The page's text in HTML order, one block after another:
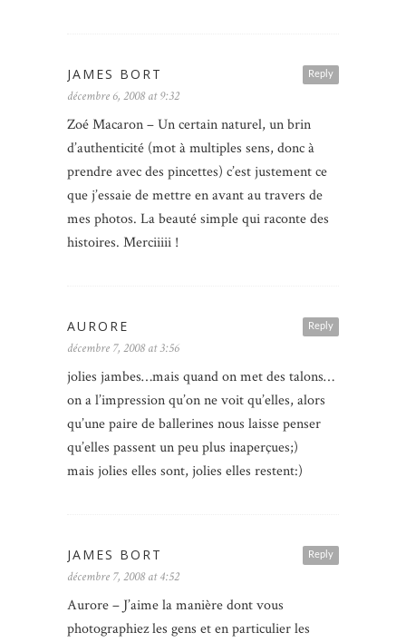
Reply
JAMES BORT
décembre 6, 2008 at 9:32
Zoé Macaron – Un certain naturel, un brin
d’authenticité (mot à multiples sens, donc à
prendre avec des pincettes) c’est justement ce
que j’essaie de mettre en avant au travers de
mes photos. La beauté simple qui raconte des
histoires. Merciiiii !
Reply
AURORE
décembre 7, 2008 at 3:56
jolies jambes…mais quand on met des talons…
on a l’impression qu’on ne voit qu’elles, alors
qu’une paire de ballerines nous laisse penser
qu’elles passent un peu plus inaperçues;)
mais jolies elles sont, jolies elles restent:)
Reply
JAMES BORT
décembre 7, 2008 at 4:52
Aurore – J’aime la manière dont vous
photographiez les gens et en particulier les